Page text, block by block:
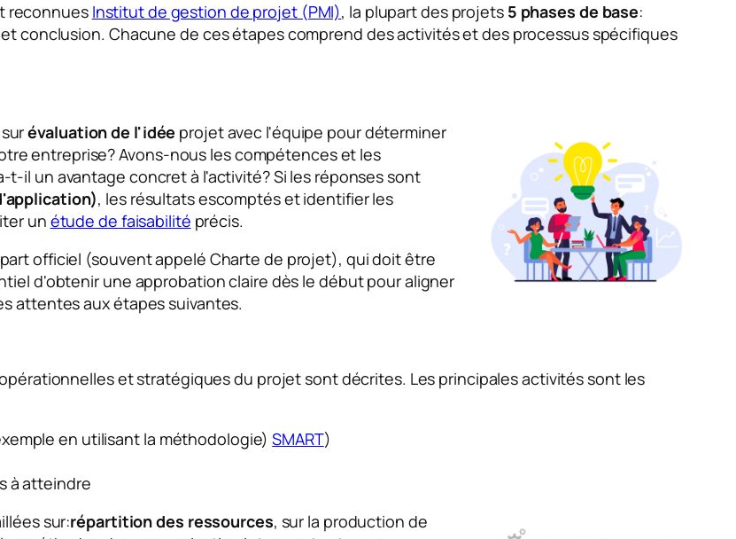
reconnues Institut de gestion de projet (PMI), la plupart des projets 5 phases de base:
conclusion. Chacune de ces étapes comprend des activités et des processus spécifiques
surévaluation de l'idée projet avec l'équipe pour déterminer
entreprise? Avons-nous les compétences et les
il un avantage concret à l'activité? Si les réponses sont
, les résultats escomptés et identifier les
un étude de faisabilité précis.
officiel (souvent appelé Charte de projet), qui doit être
d'obtenir une approbation claire dès le début pour aligner
attentes aux étapes suivantes.
et stratégiques du projet sont décrites. Les principales activités sont les
en utilisant la méthodologie)SMART)
à atteindre
sur:répartition des ressources, sur la production de